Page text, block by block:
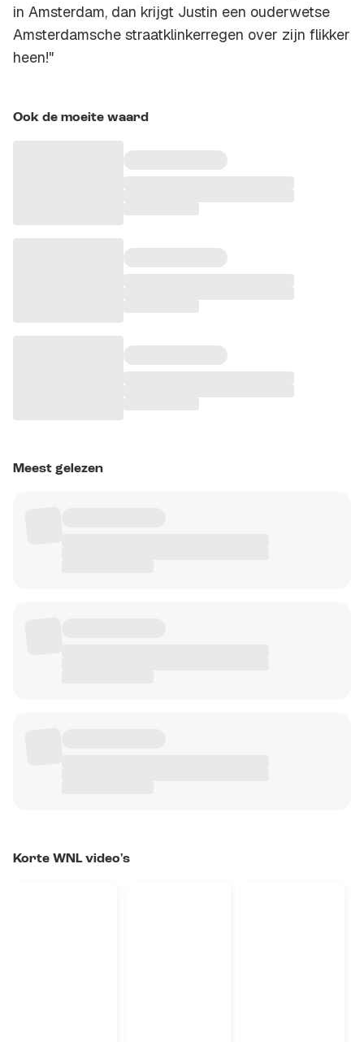
in Amsterdam, dan krijgt Justin een ouderwetse
Amsterdamsche straatklinkerregen over zijn flikker
heen!"
Ook de moeite waard
Meest gelezen
Korte WNL video's